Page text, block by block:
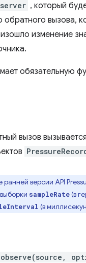
, который
вызова,
изменение
обязательную
вызов
ранней версии API
sampleRate(в
(в